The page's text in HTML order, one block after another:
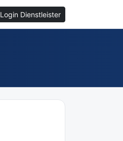
Login Dienstleister